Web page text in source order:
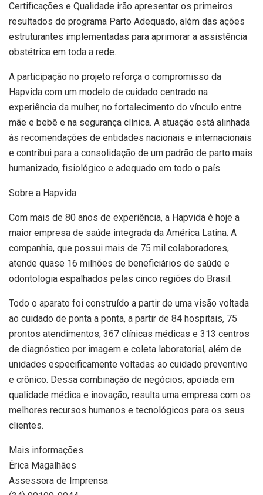
Certificações e Qualidade irão apresentar os primeiros
resultados do programa Parto Adequado, além das ações
estruturantes implementadas para aprimorar a assistência
obstétrica em toda a rede.
A participação no projeto reforça o compromisso da
Hapvida com um modelo de cuidado centrado na
experiência da mulher, no fortalecimento do vínculo entre
mãe e bebê e na segurança clínica. A atuação está alinhada
às recomendações de entidades nacionais e internacionais
e contribui para a consolidação de um padrão de parto mais
humanizado, fisiológico e adequado em todo o país.
Sobre a Hapvida
Com mais de 80 anos de experiência, a Hapvida é hoje a
maior empresa de saúde integrada da América Latina. A
companhia, que possui mais de 75 mil colaboradores,
atende quase 16 milhões de beneficiários de saúde e
odontologia espalhados pelas cinco regiões do Brasil.
Todo o aparato foi construído a partir de uma visão voltada
ao cuidado de ponta a ponta, a partir de 84 hospitais, 75
prontos atendimentos, 367 clínicas médicas e 313 centros
de diagnóstico por imagem e coleta laboratorial, além de
unidades especificamente voltadas ao cuidado preventivo
e crônico. Dessa combinação de negócios, apoiada em
qualidade médica e inovação, resulta uma empresa com os
melhores recursos humanos e tecnológicos para os seus
clientes.
Mais informações
Érica Magalhães
Assessora de Imprensa